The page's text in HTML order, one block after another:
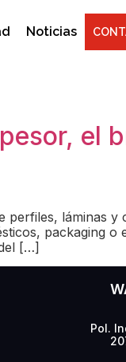
Noticias
el
perfiles, láminas y
packaging o
[…]
Pol.